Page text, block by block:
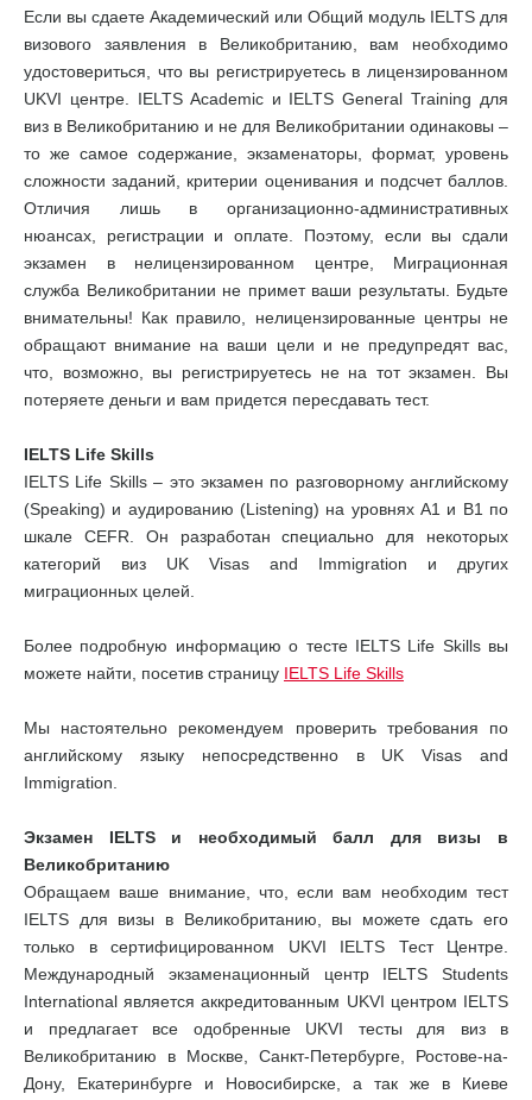
Если вы сдаете Академический или Общий модуль IELTS для
визового заявления в Великобританию, вам необходимо
удостовериться, что вы регистрируетесь в лицензированном
UKVI центре. IELTS Academic и IELTS General Training для
виз в Великобританию и не для Великобритании одинаковы –
то же самое содержание, экзаменаторы, формат, уровень
сложности заданий, критерии оценивания и подсчет баллов.
Отличия лишь в организационно-административных
нюансах, регистрации и оплате. Поэтому, если вы сдали
экзамен в нелицензированном центре, Миграционная
служба Великобритании не примет ваши результаты. Будьте
внимательны! Как правило, нелицензированные центры не
обращают внимание на ваши цели и не предупредят вас,
что, возможно, вы регистрируетесь не на тот экзамен. Вы
потеряете деньги и вам придется пересдавать тест.
IELTS Life Skills
IELTS Life Skills – это экзамен по разговорному английскому
(Speaking) и аудированию (Listening) на уровнях А1 и В1 по
шкале CEFR. Он разработан специально для некоторых
категорий виз UK Visas and Immigration и других
миграционных целей.
Более подробную информацию о тесте IELTS Life Skills вы
можете найти, посетив страницу IELTS Life Skills
Мы настоятельно рекомендуем проверить требования по
английскому языку непосредственно в UK Visas and
Immigration.
Экзамен IELTS и необходимый балл для визы в
Великобританию
Обращаем ваше внимание, что, если вам необходим тест
IELTS для визы в Великобританию, вы можете сдать его
только в сертифицированном UKVI IELTS Тест Центре.
Международный экзаменационный центр IELTS Students
International является аккредитованным UKVI центром IELTS
и предлагает все одобренные UKVI тесты для виз в
Великобританию в Москве, Санкт-Петербурге, Ростове-на-
Дону, Екатеринбурге и Новосибирске, а так же в Киеве